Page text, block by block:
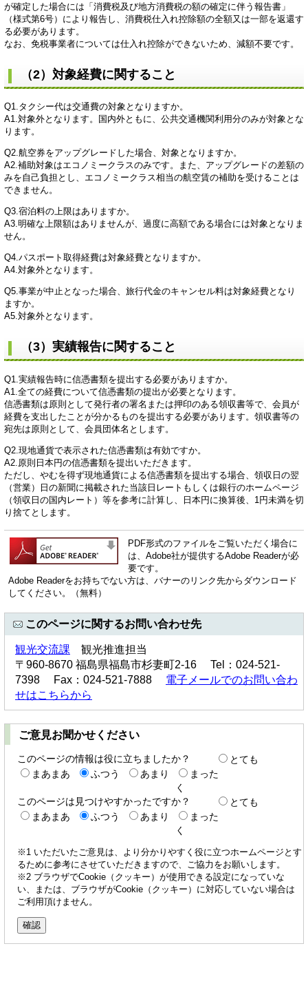
が確定した場合には「消費税及び地方消費税の額の確定に伴う報告書」
（様式第6号）により報告し、消費税仕入れ控除額の全額又は一部を返還す
る必要があります。
なお、免税事業者については仕入れ控除ができないため、減額不要です。
（2）対象経費に関すること
Q1.タクシー代は交通費の対象となりますか。
​A1.対象外となります。国内外ともに、公共交通機関利用分のみが対象とな
ります。
Q2.航空券をアップグレードした場合、対象となりますか。
​A2.補助対象はエコノミークラスのみです。また、アップグレードの差額の
みを自己負担とし、エコノミークラス相当の航空賃の補助を受けることは
できません。
Q3.宿泊料の上限はありますか。
​A3.明確な上限額はありませんが、過度に高額である場合には対象となりま
せん。
Q4.パスポート取得経費は対象経費となりますか。
​A4.対象外となります。
Q5.事業が中止となった場合、旅行代金のキャンセル料は対象経費となり
ますか。
​A5.対象外となります。
（3）実績報告に関すること
Q1.実績報告時に信憑書類を提出する必要がありますか。
A1.全ての経費について信憑書類の提出が必要となります。
信憑書類は原則として発行者の署名または押印のある領収書等で、会員が
経費を支出したことが分かるものを提出する必要があります。領収書等の
宛先は原則として、会員団体名とします。
Q2.現地通貨で表示された信憑書類は有効ですか。
A2.原則日本円の信憑書類を提出いただきます。
ただし、やむを得ず現地通貨による信憑書類を提出する場合、領収日の翌
（営業）日の新聞に掲載された当該日レートもしくは銀行のホームページ
（領収日の国内レート）等を参考に計算し、日本円に換算後、1円未満を切
り捨てとします。
PDF形式のファイルをご覧いただく場合に
は、Adobe社が提供するAdobe Readerが必
要です。
Adobe Readerをお持ちでない方は、バナーのリンク先からダウンロード
してください。（無料）
このページに関するお問い合わせ先
観光交流課 観光推進担当
〒960-8670 福島県福島市杉妻町2-16 Tel：024-521-
7398 Fax：024-521-7888 電子メールでのお問い合わ
せはこちらから
ご意見お聞かせください
このページの情報は役に立ちましたか？
とても
まあまあ
ふつう あまり
まった
く
このページは見つけやすかったですか？
とても
まあまあ
ふつう あまり
まった
く
※1 いただいたご意見は、より分かりやすく役に立つホームページとす
るために参考にさせていただきますので、ご協力をお願いします。
※2 ブラウザでCookie（クッキー）が使用できる設定になっていな
い、または、ブラウザがCookie（クッキー）に対応していない場合は
ご利用頂けません。